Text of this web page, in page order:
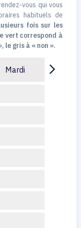
vous qui vous
habituels de
fois sur les
vert correspond à
le gris à « non ».
Mardi arrow_forward_ios